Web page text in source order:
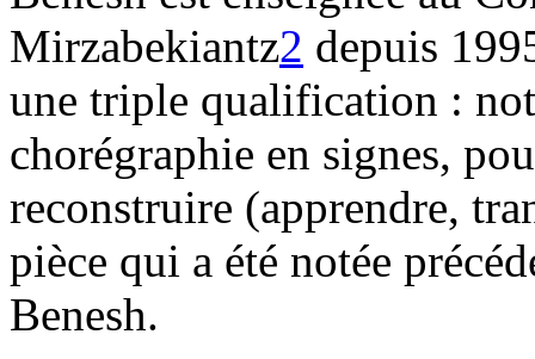
Mirzabekiantz2 depuis
une triple qualification :
chorégraphie en signes,
reconstruire (apprendre,
pièce qui a été notée
Benesh.